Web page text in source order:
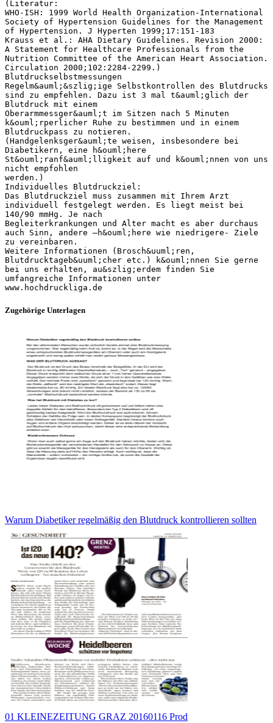
Zugehörige Unterlagen
Warum Diabetiker regelmäßig den Blutdruck kontrollieren sollten
01 KLEINEZEITUNG GRAZ 20160116 Prod